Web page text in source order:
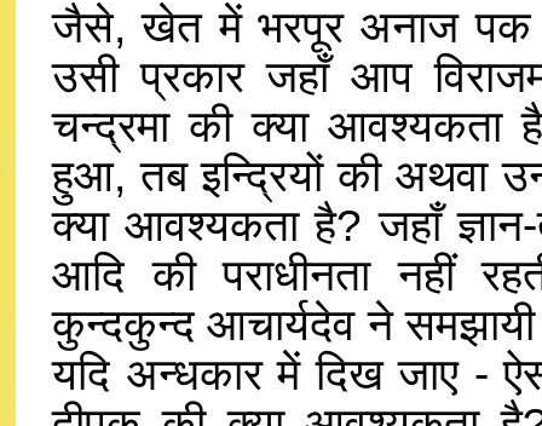
जैसे, खेत में भरपूर अनाज पक
उसी प्रकार जहाँ आप
चन्द्रमा की क्या आवश्यकता
हुआ, तब इन्द्रियों की अथवा
क्या आवश्यकता है? जहाँ
आदि की पराधीनता नहीं
कुन्दकुन्द आचार्यदेव ने
यदि अन्धकार में दिख जाए -